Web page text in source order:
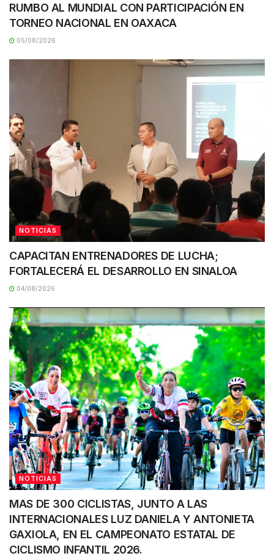
RUMBO AL MUNDIAL CON PARTICIPACIÓN EN
TORNEO NACIONAL EN OAXACA
05/08/2026
NOTICIAS
CAPACITAN ENTRENADORES DE LUCHA;
FORTALECERÁ EL DESARROLLO EN SINALOA
04/08/2026
NOTICIAS
MAS DE 300 CICLISTAS, JUNTO A LAS
INTERNACIONALES LUZ DANIELA Y ANTONIETA
GAXIOLA, EN EL CAMPEONATO ESTATAL DE
CICLISMO INFANTIL 2026.